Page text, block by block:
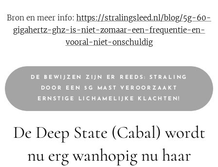
Bron en meer info: https://stralingsleed.nl/blog/5g-60-
gigahertz-ghz-is-niet-zomaar-een-frequentie-en-
vooral-niet-onschuldig
DE BEWIJZEN ZIJN ER REEDS: STRALING
DOOR EEN 5G MAST VEROORZAAKT
ERNSTIGE LICHAMELIJKE KLACHTEN!
De Deep State (Cabal) wordt
nu erg wanhopig nu haar